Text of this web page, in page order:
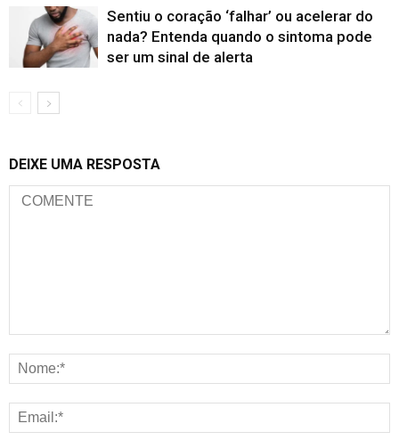
Sentiu o coração ‘falhar’ ou acelerar do
nada? Entenda quando o sintoma pode
ser um sinal de alerta
DEIXE UMA RESPOSTA